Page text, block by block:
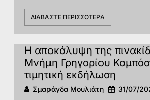
ΔΙΑΒΆΣΤΕ ΠΕΡΙΣΣΌΤΕΡΑ
Η αποκάλυψη της
Μνήμη Γρηγορίου
τιμητική εκδήλωση
Σμαράγδα Μουλιάτη 31/07/